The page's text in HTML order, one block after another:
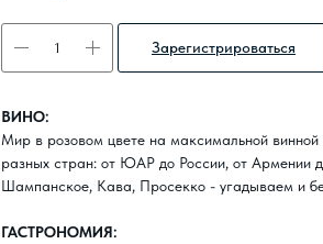
Зарегистрироваться
ВИНО:
Мир в розовом цвете на максимальной винной
разных стран: от ЮАР до России, от Армении
Шампанское, Кава, Просекко - угадываем и
ГАСТРОНОМИЯ: